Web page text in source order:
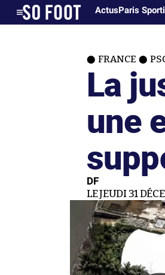
ActusParis
FRANCE
La
une
DF
LE JEUDI 31